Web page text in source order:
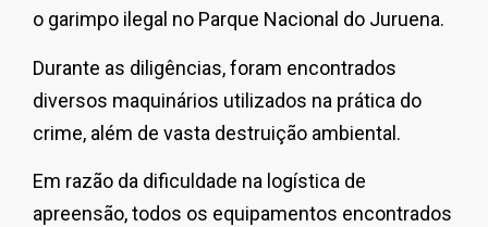
o garimpo ilegal no Parque Nacional do Juruena.
Durante as diligências, foram encontrados
diversos maquinários utilizados na prática do
crime, além de vasta destruição ambiental.
Em razão da dificuldade na logística de
apreensão, todos os equipamentos encontrados